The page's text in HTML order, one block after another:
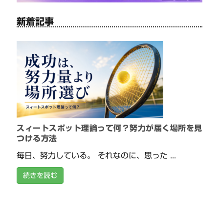
新着記事
スィートスポット理論って何？努力が届く場所を見
つける方法
毎日、努力している。 それなのに、思った ...
続きを読む